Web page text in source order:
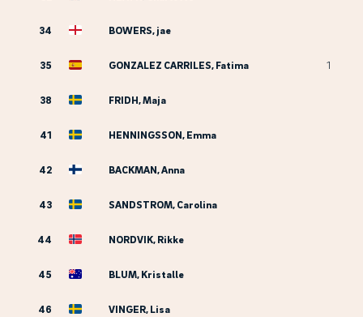
34 BOWERS, jae
35 GONZALEZ CARRILES, Fatima 1
38 FRIDH, Maja
41 HENNINGSSON, Emma
42 BACKMAN, Anna
43 SANDSTROM, Carolina
44 NORDVIK, Rikke
45 BLUM, Kristalle
46 VINGER, Lisa